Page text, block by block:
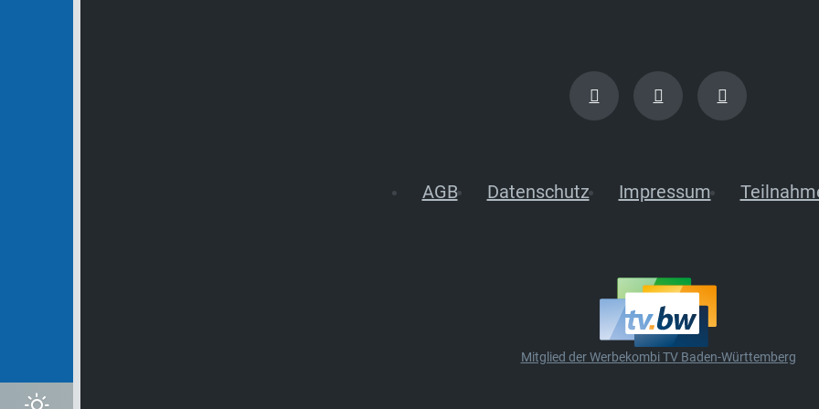
AGB Datenschutz Impressum
Mitglied der Werbekombi TV Baden-Württemberg